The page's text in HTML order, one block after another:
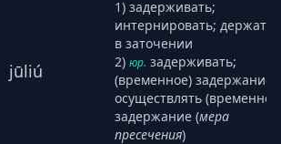
jūliú
1) задерживать;
интернировать; держать
в заточении
2) юр. задерживать;
(временное) задержание,
осуществлять
задержание (мера
пресечения)